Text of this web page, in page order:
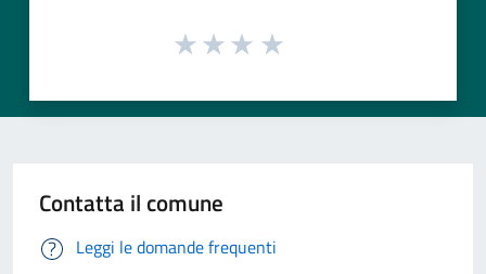
Contatta il comune
Leggi le domande frequenti